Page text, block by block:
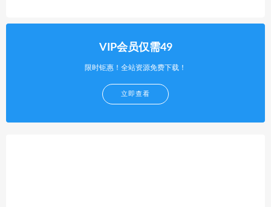
VIP会员仅需49
限时钜惠！全站资源免费下载！
立即查看